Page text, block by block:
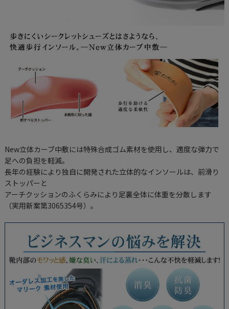
New立体カーブ中敷には特殊合成ゴム素材を使用し、適度な弾力で
足への負担を軽減。
長年の経験により独自に開発された立体的なインソールは、前滑り
ストッパーと
アーチクッションのふくらみにより足裏全体に体重を分散します
（実用新案第3065354号）。